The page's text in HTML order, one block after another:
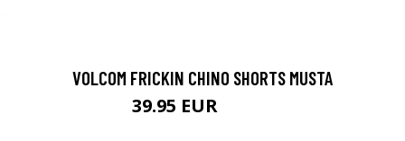
VOLCOM FRICKIN CHINO SHORTS MUSTA
39.95 EUR